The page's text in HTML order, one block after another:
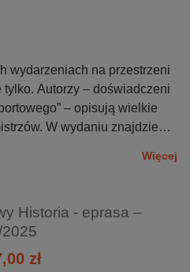
wydarzeniach na przestrzeni
tylko. Autorzy – doświadczeni
– opisują wielkie
W wydaniu znajdziemy
Więcej
Historia - eprasa –
2025
zł